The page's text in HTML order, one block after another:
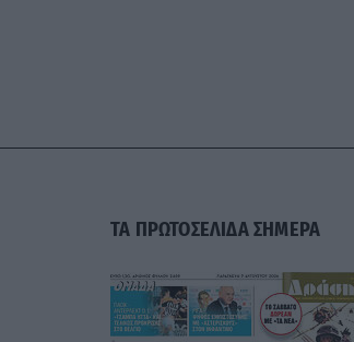
ΤΑ ΠΡΩΤΟΣΕΛΙΔΑ ΣΗΜΕΡΑ